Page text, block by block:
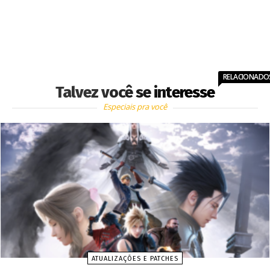
Talvez você se interesse
Especiais pra você
ATUALIZAÇÕES E PATCHES